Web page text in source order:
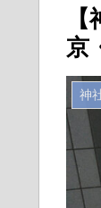
京
神